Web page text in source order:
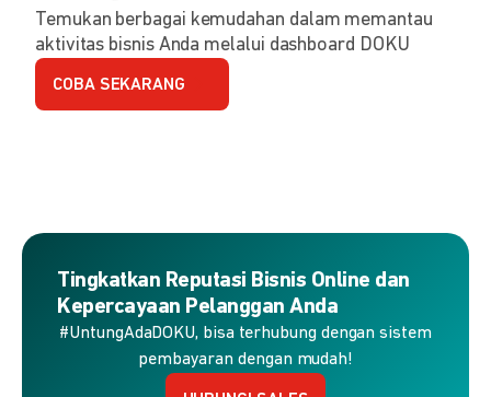
Temukan berbagai kemudahan dalam memantau
aktivitas bisnis Anda melalui dashboard DOKU
COBA SEKARANG
Tingkatkan Reputasi Bisnis Online dan
Kepercayaan Pelanggan Anda
#UntungAdaDOKU, bisa terhubung dengan sistem
pembayaran dengan mudah!